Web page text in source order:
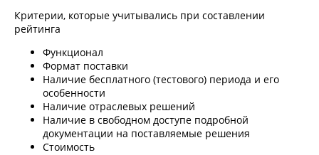
Критерии, которые учитывались при составлении
рейтинга
Функционал
Формат поставки
Наличие бесплатного (тестового) периода и его
особенности
Наличие отраслевых решений
Наличие в свободном доступе подробной
документации на поставляемые решения
Стоимость